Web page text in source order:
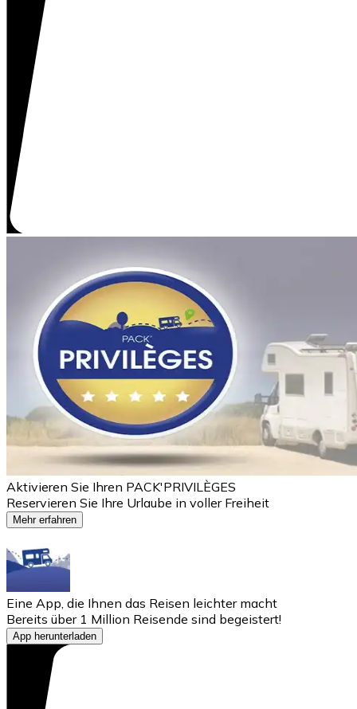
Aktivieren Sie Ihren PACK'PRIVILÈGES
Reservieren Sie Ihre Urlaube in voller Freiheit
Mehr erfahren
Eine App, die Ihnen das Reisen leichter macht
Bereits über 1 Million Reisende sind begeistert!
App herunterladen